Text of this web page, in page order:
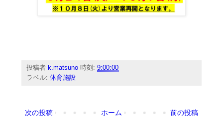
投稿者 k.matsuno 時刻:9:00:00
ラベル:体育施設
次の投稿 前の投稿
ホーム